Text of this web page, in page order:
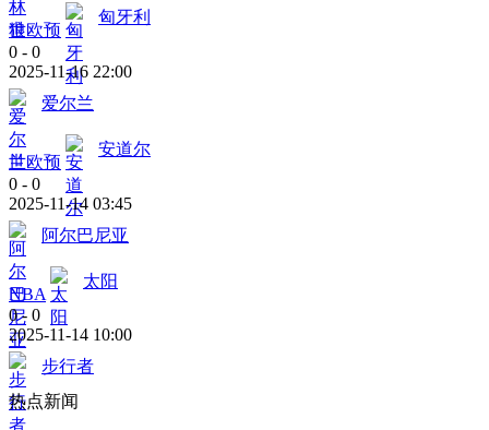
世欧预
匈牙利
0 - 0
2025-11-16 22:00
爱尔兰
世欧预
安道尔
0 - 0
2025-11-14 03:45
阿尔巴尼亚
NBA
太阳
0 - 0
2025-11-14 10:00
步行者
热点新闻